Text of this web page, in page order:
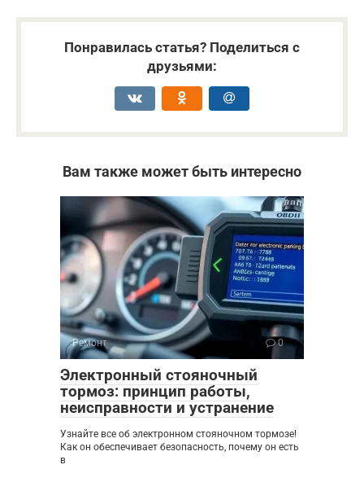
Понравилась статья? Поделиться с
друзьями:
Вам также может быть интересно
Ремонт 0
Электронный стояночный
тормоз: принцип работы,
неисправности и устранение
Узнайте все об электронном стояночном тормозе!
Как он обеспечивает безопасность, почему он есть
в